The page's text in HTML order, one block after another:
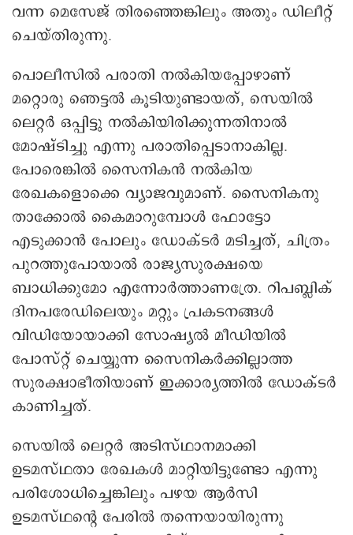
വന്ന മെസേജ് തിരഞ്ഞെങ്കിലും അതും ഡിലീറ്റ്
ചെയ്തിരുന്നു.
പൊലീസിൽ പരാതി നൽകിയപ്പോഴാണ്
മറ്റൊരു ഞെട്ടൽ കൂടിയുണ്ടായത്, സെയിൽ
ലെറ്റർ ഒപ്പിട്ടു നൽകിയിരിക്കുന്നതിനാൽ
മോഷ്ടിച്ചു എന്നു പരാതിപ്പെടാനാകില്ല.
പോരെങ്കിൽ സൈനികൻ നൽകിയ
രേഖകളൊക്കെ വ്യാജവുമാണ്. സൈനികനു
താക്കോൽ കൈമാറുമ്പോൾ ഫോട്ടോ
എടുക്കാൻ പോലും ഡോക്ടർ മടിച്ചത്, ചിത്രം
പുറത്തുപോയാൽ രാജ്യസുരക്ഷയെ
ബാധിക്കുമോ എന്നോർത്താണത്രേ. റിപബ്ലിക്
ദിനപരേഡിലെയും മറ്റും പ്രകടനങ്ങൾ
വിഡിയോയാക്കി സോഷ്യൽ മീഡിയിൽ
പോസ്റ്റ് ചെയ്യുന്ന സൈനികർക്കില്ലാത്ത
സുരക്ഷാഭീതിയാണ് ഇക്കാര്യത്തിൽ ഡോക്ടർ
കാണിച്ചത്.
സെയിൽ ലെറ്റർ അടിസ്ഥാനമാക്കി
ഉടമസ്ഥതാ രേഖകൾ മാറ്റിയിട്ടുണ്ടോ എന്നു
പരിശോധിച്ചെങ്കിലും പഴയ ആർസി
ഉടമസ്ഥന്റെ പേരിൽ തന്നെയായിരുന്നു